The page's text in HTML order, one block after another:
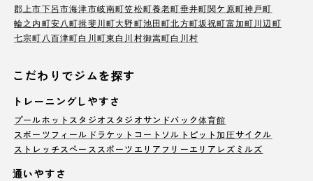
郡上市下呂市海津市岐南町笠松町養老町垂井町関ケ原町神戸町
輪之内町安八町揖斐川町大野町池田町北方町坂祝町富加町川辺町
七宗町 八百津町白川町東白川村御嵩町白川村
こだわりでジムを探す
トレーニングしやすさ
プールホットスタジオ スタジオサンドバック体育館
スポーツフィールド ラケットコート ソルトピット加圧サイクル
ストレッチスペース スポーツエリア フリーエリア レズミルズ
通いやすさ